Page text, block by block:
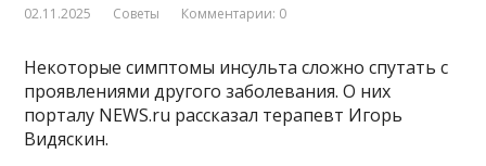
02.11.2025 Советы Комментарии: 0
Некоторые симптомы инсульта сложно спутать с
проявлениями другого заболевания. О них
порталу NEWS.ru рассказал терапевт Игорь
Видяскин.